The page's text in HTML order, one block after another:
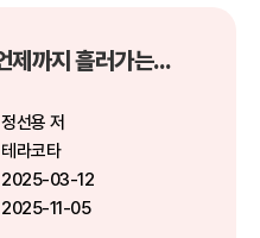
[단독] 언제까지 흘러가는 대로 살 것인가
정선용 저
테라코타
2025-03-12
2025-11-05